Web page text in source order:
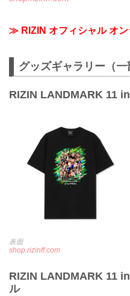
≫ RIZIN オフィシャル オン
グッズギャラリー（一
RIZIN LANDMARK 11
表面
shop.rizinff.com
RIZIN LANDMARK 11
ル